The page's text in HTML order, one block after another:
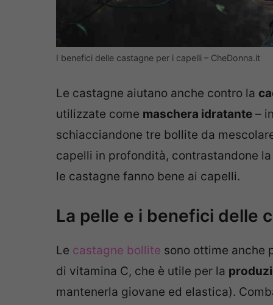
I benefici delle castagne per i capelli – CheDonna.it
Le castagne aiutano anche contro la
utilizzate come maschera idratante –
schiacciandone tre bollite da
capelli in profondità, contrastandone
le castagne fanno bene ai capelli.
La pelle e i benefici delle
Le castagne bollite sono ottime anche
di vitamina C, che è utile per la
mantenerla giovane ed elastica).